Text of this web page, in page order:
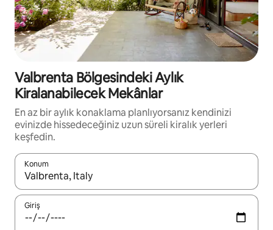
Valbrenta Bölgesindeki Aylık
Kiralanabilecek Mekânlar
En az bir aylık konaklama planlıyorsanız kendinizi
evinizde hissedeceğiniz uzun süreli kiralık yerleri
keşfedin.
Konum
Sonuçlar kullanılabilir olduğunda yukarı ve aşağı oklarıyla
Giriş